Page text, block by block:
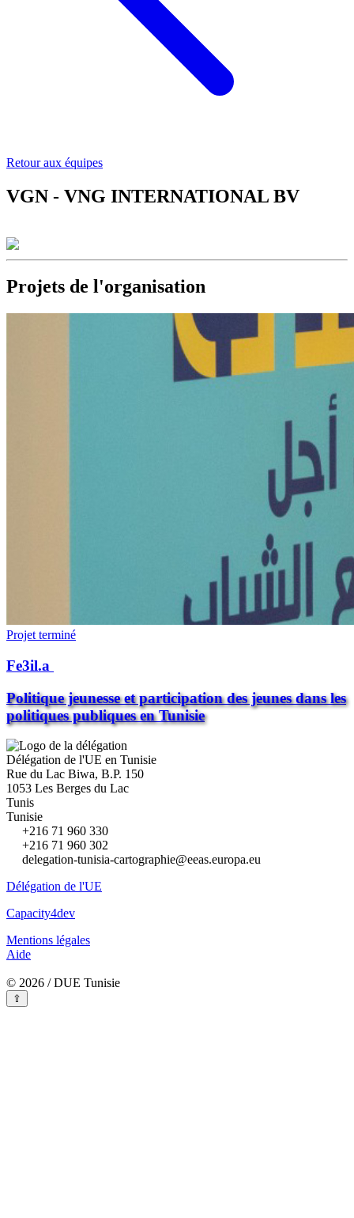
Retour aux équipes
VGN - VNG INTERNATIONAL BV
Projets de l'organisation
Projet terminé
Fe3il.a
Politique jeunesse et participation des jeunes dans les
politiques publiques en Tunisie
Délégation de l'UE en Tunisie
Rue du Lac Biwa, B.P. 150
1053 Les Berges du Lac
Tunis
Tunisie
+216 71 960 330
+216 71 960 302
delegation-tunisia-cartographie@eeas.europa.eu
Délégation de l'UE
Capacity4dev
Mentions légales
Aide
© 2026 / DUE Tunisie
⇪